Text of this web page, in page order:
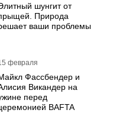
шунгит от
Природа
ваши проблемы
февраля
Фассбендер и
Викандер на
перед
BAFTA